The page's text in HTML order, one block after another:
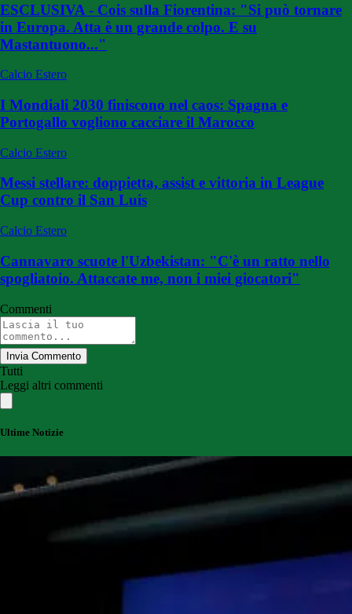
ESCLUSIVA - Cois sulla Fiorentina: "Si può tornare
in Europa. Atta è un grande colpo. E su
Mastantuono..."
Calcio Estero
I Mondiali 2030 finiscono nel caos: Spagna e
Portogallo vogliono cacciare il Marocco
Calcio Estero
Messi stellare: doppietta, assist e vittoria in League
Cup contro il San Luis
Calcio Estero
Cannavaro scuote l'Uzbekistan: "C'è un ratto nello
spogliatoio. Attaccate me, non i miei giocatori"
Commenti
Invia Commento
Tutti
Leggi altri commenti
Ultime Notizie